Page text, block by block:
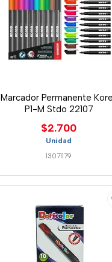
Marcador Permanente
P1-M Stdo 22107
$2.700
Unidad
13071179